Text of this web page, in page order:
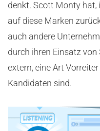
denkt. Scott Monty hat,
auf diese Marken
auch andere
durch ihren Einsatz
extern, eine Art
Kandidaten sind.